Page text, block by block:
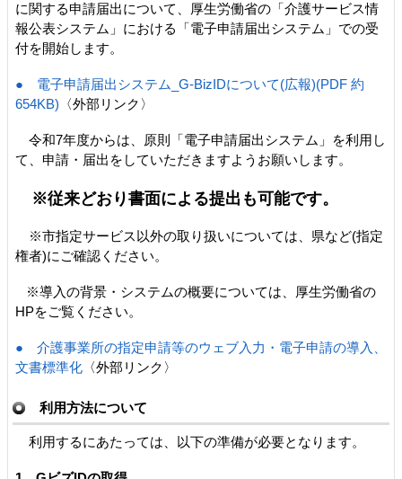
に関する申請届出について、厚生労働省の「介護サービス情
報公表システム」における「電子申請届出システム」での受
付を開始します。
● 電子申請届出システム_G-BizIDについて(広報)(PDF 約
654KB) 〈外部リンク〉
令和7年度からは、原則「電子申請届出システム」を利用し
て、申請・届出をしていただきますようお願いします。
※従来どおり書面による提出も可能です。
※市指定サービス以外の取り扱いについては、県など(指定
権者)にご確認ください。
※導入の背景・システムの概要については、厚生労働省の
HPをご覧ください。
● 介護事業所の指定申請等のウェブ入力・電子申請の導入、
文書標準化 〈外部リンク〉
利用方法について
利用するにあたっては、以下の準備が必要となります。